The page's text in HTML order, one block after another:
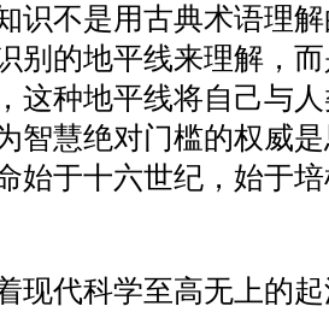
识不是用古典术语理
别的地平线来理解，
这种地平线将自己与
智慧绝对门槛的权威
始于十六世纪，始于
现代科学至高无上的